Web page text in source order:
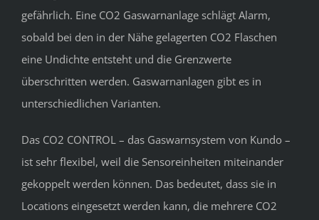
gefährlich. Eine CO2 Gaswarnanlage schlägt Alarm,
sobald bei den in der Nähe gelagerten CO2 Flaschen
eine Undichte entsteht und die Grenzwerte
überschritten werden. Gaswarnanlagen gibt es in
unterschiedlichen Varianten.
Das CO2 CONTROL – das Gaswarnsystem von Kundo –
ist sehr flexibel, weil die Sensoreinheiten miteinander
gekoppelt werden können. Das bedeutet, dass sie in
Locations eingesetzt werden kann, die mehrere CO2